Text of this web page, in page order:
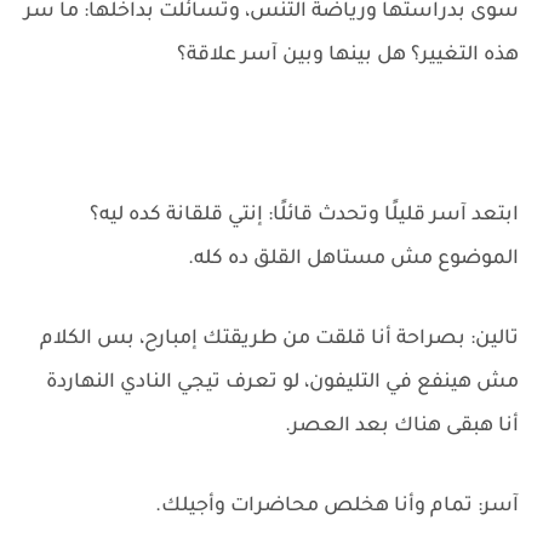
سوى بدراستها ورياضة التنس، وتسائلت بداخلها: ما سر
هذه التغيير؟ هل بينها وبين آسر علاقة؟
ابتعد آسر قليلًا وتحدث قائلًا: إنتي قلقانة كده ليه؟
الموضوع مش مستاهل القلق ده كله.
تالين: بصراحة أنا قلقت من طريقتك إمبارح، بس الكلام
مش هينفع في التليفون، لو تعرف تيجي النادي النهاردة
أنا هبقى هناك بعد العصر.
آسر: تمام وأنا هخلص محاضرات وأجيلك.